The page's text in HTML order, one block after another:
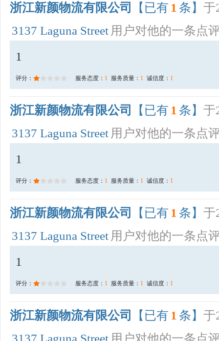
浙江新颜物流有限公司 【已有 1 条】 于
3137 Laguna Street 用户对他的一条点
1
评分： 服务态度： 1 服务质量： 1 诚信度： 1
浙江新颜物流有限公司 【已有 1 条】 于
3137 Laguna Street 用户对他的一条点
1
评分： 服务态度： 1 服务质量： 1 诚信度： 1
浙江新颜物流有限公司 【已有 1 条】 于
3137 Laguna Street 用户对他的一条点
1
评分： 服务态度： 1 服务质量： 1 诚信度： 1
浙江新颜物流有限公司 【已有 1 条】 于
3137 Laguna Street 用户对他的一条点